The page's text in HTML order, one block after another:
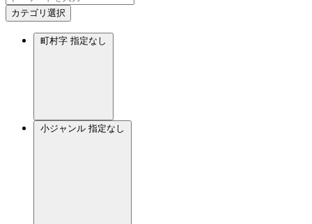
カテゴリ選択
町村字 指定なし
小ジャンル 指定なし